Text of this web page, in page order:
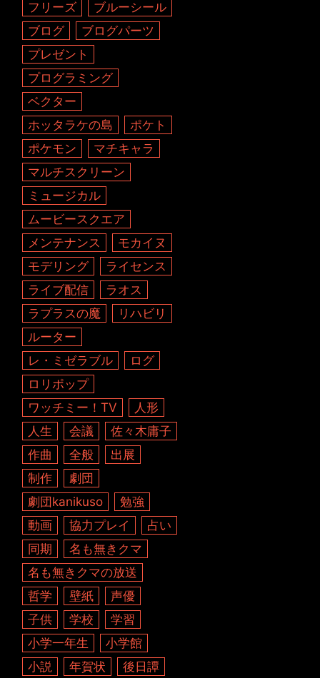
フリーズ
ブルーシール
ブログ
ブログパーツ
プレゼント
プログラミング
ベクター
ホッタラケの島
ポケト
ポケモン
マチキャラ
マルチスクリーン
ミュージカル
ムービースクエア
メンテナンス
モカイヌ
モデリング
ライセンス
ライブ配信
ラオス
ラプラスの魔
リハビリ
ルーター
レ・ミゼラブル
ログ
ロリポップ
ワッチミー！TV
人形
人生
会議
佐々木庸子
作曲
全般
出展
制作
劇団
劇団kanikuso
勉強
動画
協力プレイ
占い
同期
名も無きクマ
名も無きクマの放送
哲学
壁紙
声優
子供
学校
学習
小学一年生
小学館
小説
年賀状
後日譚